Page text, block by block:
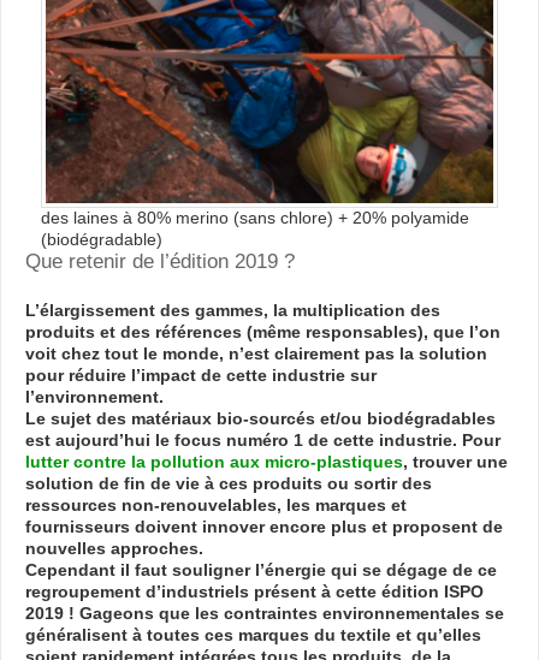
des laines à 80% merino (sans chlore) + 20% polyamide
(biodégradable)
Que retenir de l’édition 2019 ?
L’élargissement des gammes, la multiplication des
produits et des références (même responsables), que l’on
voit chez tout le monde, n’est clairement pas la solution
pour réduire l’impact de cette industrie sur
l’environnement.
Le sujet des matériaux bio-sourcés et/ou biodégradables
est aujourd’hui le focus numéro 1 de cette industrie. Pour
lutter contre la pollution aux micro-plastiques, trouver une
solution de fin de vie à ces produits ou sortir des
ressources non-renouvelables, les marques et
fournisseurs doivent innover encore plus et proposent de
nouvelles approches.
Cependant il faut souligner l’énergie qui se dégage de ce
regroupement d’industriels présent à cette édition ISPO
2019 ! Gageons que les contraintes environnementales se
généralisent à toutes ces marques du textile et qu’elles